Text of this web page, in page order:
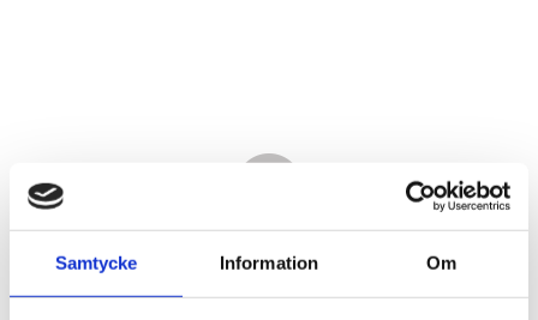
Samtycke Information Om